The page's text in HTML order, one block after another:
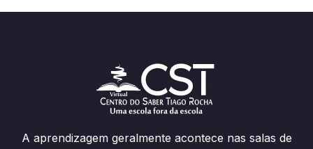
A aprendizagem geralmente acontece nas salas de